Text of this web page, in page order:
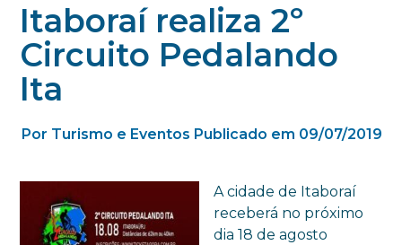
Itaboraí realiza 2º
Circuito Pedalando
Ita
Por Turismo e Eventos Publicado em 09/07/2019
A cidade de Itaboraí
receberá no próximo
dia 18 de agosto